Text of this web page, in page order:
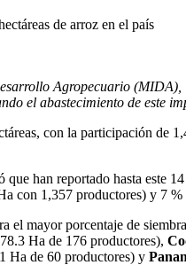
de arroz en el país
Agropecuario (MIDA),
el abastecimiento de este
con la participación
han reportado hasta este
con 1,357 productores) y 7
el mayor porcentaje de
Ha de 176 productores),
Ha de 60 productores) y